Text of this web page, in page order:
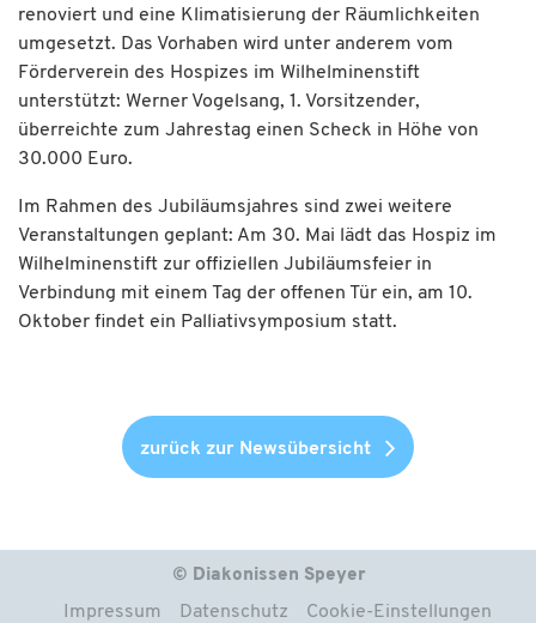
renoviert und eine Klimatisierung der Räumlichkeiten
umgesetzt. Das Vorhaben wird unter anderem vom
Förderverein des Hospizes im Wilhelminenstift
unterstützt: Werner Vogelsang, 1. Vorsitzender,
überreichte zum Jahrestag einen Scheck in Höhe von
30.000 Euro.
Im Rahmen des Jubiläumsjahres sind zwei weitere
Veranstaltungen geplant: Am 30. Mai lädt das Hospiz im
Wilhelminenstift zur offiziellen Jubiläumsfeier in
Verbindung mit einem Tag der offenen Tür ein, am 10.
Oktober findet ein Palliativsymposium statt.
zurück zur Newsübersicht
© Diakonissen Speyer
Impressum Datenschutz Cookie-Einstellungen